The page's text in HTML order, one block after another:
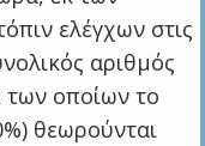
ελέγχων στις
αριθμός
των οποίων το
θεωρούνται